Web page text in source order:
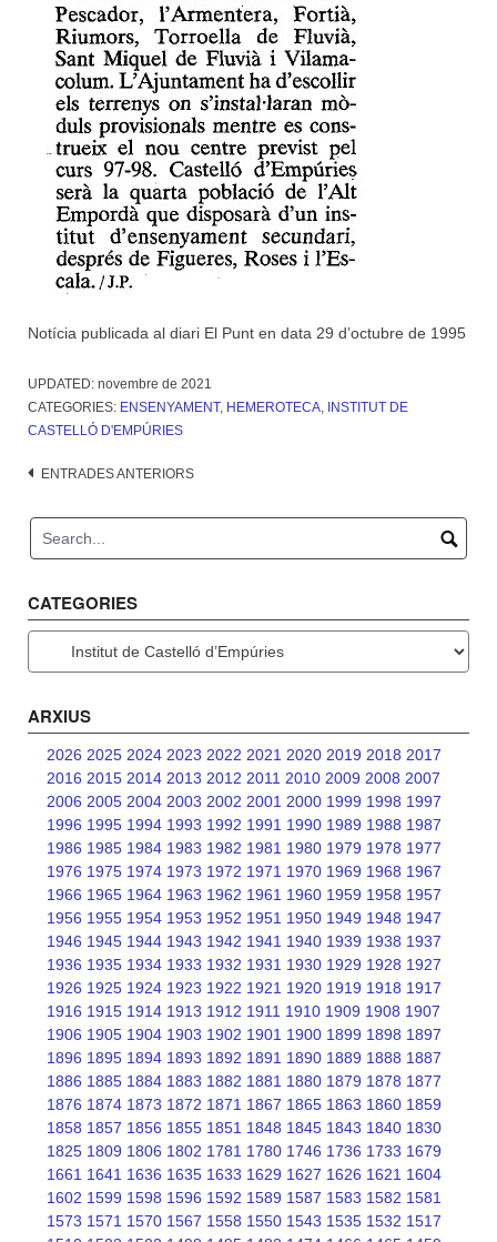
Notícia publicada al diari El Punt en data 29 d’octubre de 1995
UPDATED: novembre de 2021
CATEGORIES: ENSENYAMENT, HEMEROTECA, INSTITUT DE
CASTELLÓ D'EMPÚRIES
Navegació
ENTRADES ANTERIORS
CATEGORIES
ARXIUS
2026 2025 2024 2023 2022 2021 2020 2019 2018 2017
2016 2015 2014 2013 2012 2011 2010 2009 2008 2007
2006 2005 2004 2003 2002 2001 2000 1999 1998 1997
1996 1995 1994 1993 1992 1991 1990 1989 1988 1987
1986 1985 1984 1983 1982 1981 1980 1979 1978 1977
1976 1975 1974 1973 1972 1971 1970 1969 1968 1967
1966 1965 1964 1963 1962 1961 1960 1959 1958 1957
1956 1955 1954 1953 1952 1951 1950 1949 1948 1947
1946 1945 1944 1943 1942 1941 1940 1939 1938 1937
1936 1935 1934 1933 1932 1931 1930 1929 1928 1927
1926 1925 1924 1923 1922 1921 1920 1919 1918 1917
1916 1915 1914 1913 1912 1911 1910 1909 1908 1907
1906 1905 1904 1903 1902 1901 1900 1899 1898 1897
1896 1895 1894 1893 1892 1891 1890 1889 1888 1887
1886 1885 1884 1883 1882 1881 1880 1879 1878 1877
1876 1874 1873 1872 1871 1867 1865 1863 1860 1859
1858 1857 1856 1855 1851 1848 1845 1843 1840 1830
1825 1809 1806 1802 1781 1780 1746 1736 1733 1679
1661 1641 1636 1635 1633 1629 1627 1626 1621 1604
1602 1599 1598 1596 1592 1589 1587 1583 1582 1581
1573 1571 1570 1567 1558 1550 1543 1535 1532 1517